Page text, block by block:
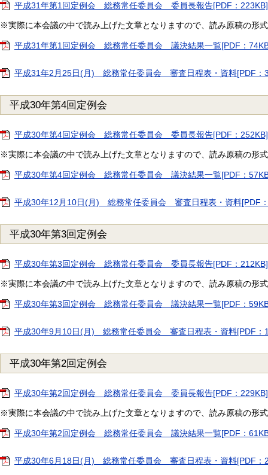
平成31年第1回定例会 総務常任委員会 委員長報告[PDF：223KB]
※実際に本会議の中で読み上げた文章となりますので、読み原稿の
平成31年第1回定例会 総務常任委員会 議決結果一覧[PDF：
平成31年2月25日(月) 総務常任委員会 審査日程表・資料[PDF：
平成30年第4回定例会
平成30年第4回定例会 総務常任委員会 委員長報告[PDF：252KB]
※実際に本会議の中で読み上げた文章となりますので、読み原稿の形
平成30年第4回定例会 総務常任委員会 議決結果一覧[PDF：
平成30年12月10日(月) 総務常任委員会 審査日程表・資料[PDF
平成30年第3回定例会
平成30年第3回定例会 総務常任委員会 委員長報告[PDF：212KB]
※実際に本会議の中で読み上げた文章となりますので、読み原稿の形
平成30年第3回定例会 総務常任委員会 議決結果一覧[PDF：
平成30年9月10日(月) 総務常任委員会 審査日程表・資料[PDF：
平成30年第2回定例会
平成30年第2回定例会 総務常任委員会 委員長報告[PDF：229KB]
※実際に本会議の中で読み上げた文章となりますので、読み原稿の形
平成30年第2回定例会 総務常任委員会 議決結果一覧[PDF：
平成30年6月18日(月) 総務常任委員会 審査日程表・資料[PDF：